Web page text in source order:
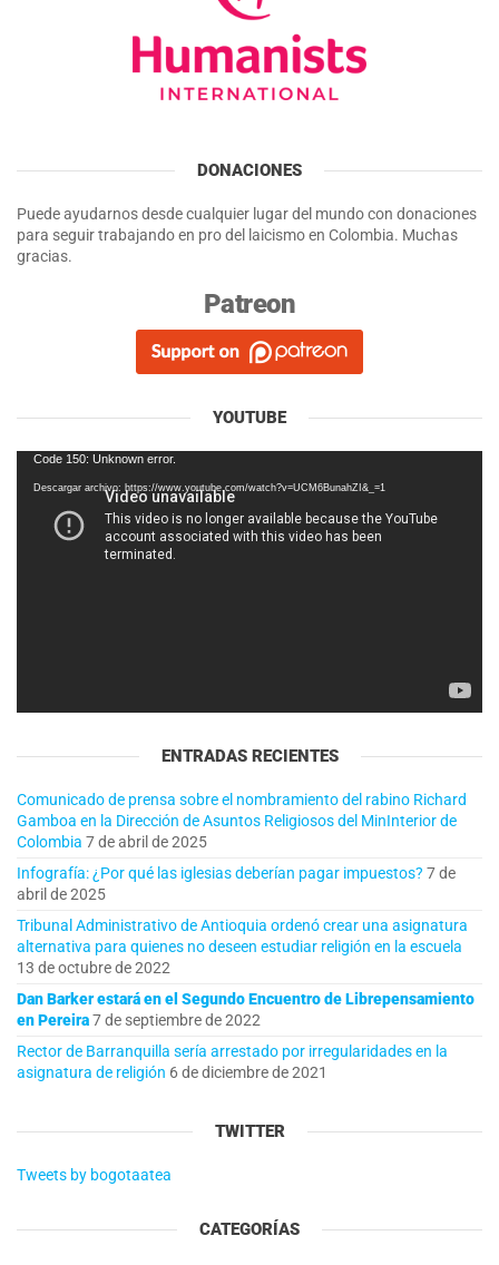
DONACIONES
Puede ayudarnos desde cualquier lugar del mundo con donaciones
para seguir trabajando en pro del laicismo en Colombia. Muchas
gracias.
Patreon
YOUTUBE
Reproductor
Code 150: Unknown error.
Descargar archivo: https://www.youtube.com/watch?v=UCM6BunahZI&_=1
ENTRADAS RECIENTES
Comunicado de prensa sobre el nombramiento del rabino Richard
Gamboa en la Dirección de Asuntos Religiosos del MinInterior de
Colombia 7 de abril de 2025
Infografía: ¿Por qué las iglesias deberían pagar impuestos? 7 de
abril de 2025
Tribunal Administrativo de Antioquia ordenó crear una asignatura
alternativa para quienes no deseen estudiar religión en la escuela
13 de octubre de 2022
Dan Barker estará en el Segundo Encuentro de Librepensamiento
en Pereira7 de septiembre de 2022
Rector de Barranquilla sería arrestado por irregularidades en la
asignatura de religión 6 de diciembre de 2021
TWITTER
Tweets by bogotaatea
CATEGORÍAS